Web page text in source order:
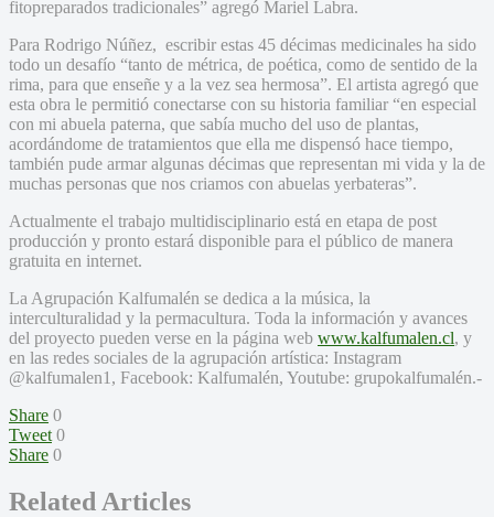
fitopreparados tradicionales” agregó Mariel Labra.
Para Rodrigo Núñez, escribir estas 45 décimas medicinales ha sido
todo un desafío “tanto de métrica, de poética, como de sentido de la
rima, para que enseñe y a la vez sea hermosa”. El artista agregó que
esta obra le permitió conectarse con su historia familiar “en especial
con mi abuela paterna, que sabía mucho del uso de plantas,
acordándome de tratamientos que ella me dispensó hace tiempo,
también pude armar algunas décimas que representan mi vida y la de
muchas personas que nos criamos con abuelas yerbateras”.
Actualmente el trabajo multidisciplinario está en etapa de post
producción y pronto estará disponible para el público de manera
gratuita en internet.
La Agrupación Kalfumalén se dedica a la música, la
interculturalidad y la permacultura. Toda la información y avances
del proyecto pueden verse en la página web www.kalfumalen.cl, y
en las redes sociales de la agrupación artística: Instagram
@kalfumalen1, Facebook: Kalfumalén, Youtube: grupokalfumalén.-
Share 0
Tweet 0
Share 0
Related Articles